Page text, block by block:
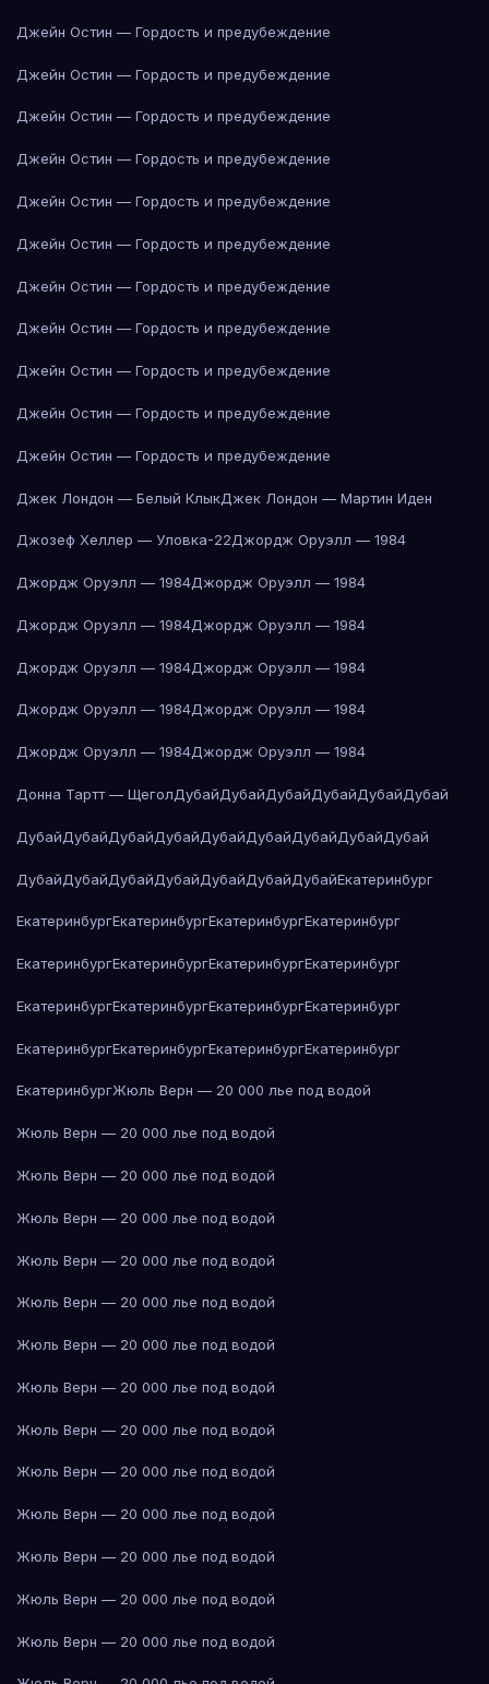
Джейн Остин — Гордость и предубеждение
Джейн Остин — Гордость и предубеждение
Джейн Остин — Гордость и предубеждение
Джейн Остин — Гордость и предубеждение
Джейн Остин — Гордость и предубеждение
Джейн Остин — Гордость и предубеждение
Джейн Остин — Гордость и предубеждение
Джейн Остин — Гордость и предубеждение
Джейн Остин — Гордость и предубеждение
Джейн Остин — Гордость и предубеждение
Джейн Остин — Гордость и предубеждение
Джек Лондон — Белый КлыкДжек Лондон — Мартин Иден
Джозеф Хеллер — Уловка-22Джордж Оруэлл — 1984
Джордж Оруэлл — 1984Джордж Оруэлл — 1984
Джордж Оруэлл — 1984Джордж Оруэлл — 1984
Джордж Оруэлл — 1984Джордж Оруэлл — 1984
Джордж Оруэлл — 1984Джордж Оруэлл — 1984
Джордж Оруэлл — 1984Джордж Оруэлл — 1984
Донна Тартт — ЩеголДубайДубайДубайДубайДубайДубай
ДубайДубайДубайДубайДубайДубайДубайДубайДубай
ДубайДубайДубайДубайДубайДубайДубайЕкатеринбург
ЕкатеринбургЕкатеринбургЕкатеринбургЕкатеринбург
ЕкатеринбургЕкатеринбургЕкатеринбургЕкатеринбург
ЕкатеринбургЕкатеринбургЕкатеринбургЕкатеринбург
ЕкатеринбургЕкатеринбургЕкатеринбургЕкатеринбург
ЕкатеринбургЖюль Верн — 20 000 лье под водой
Жюль Верн — 20 000 лье под водой
Жюль Верн — 20 000 лье под водой
Жюль Верн — 20 000 лье под водой
Жюль Верн — 20 000 лье под водой
Жюль Верн — 20 000 лье под водой
Жюль Верн — 20 000 лье под водой
Жюль Верн — 20 000 лье под водой
Жюль Верн — 20 000 лье под водой
Жюль Верн — 20 000 лье под водой
Жюль Верн — 20 000 лье под водой
Жюль Верн — 20 000 лье под водой
Жюль Верн — 20 000 лье под водой
Жюль Верн — 20 000 лье под водой